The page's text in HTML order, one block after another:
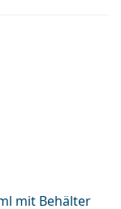
mit Behälter